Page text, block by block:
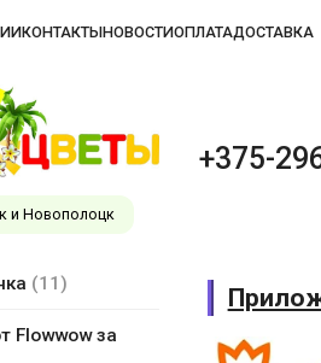
КОНТАКТЫНОВОСТИОПЛАТАДОСТАВКА
и Новополоцк
+375-
11
Flowwow за